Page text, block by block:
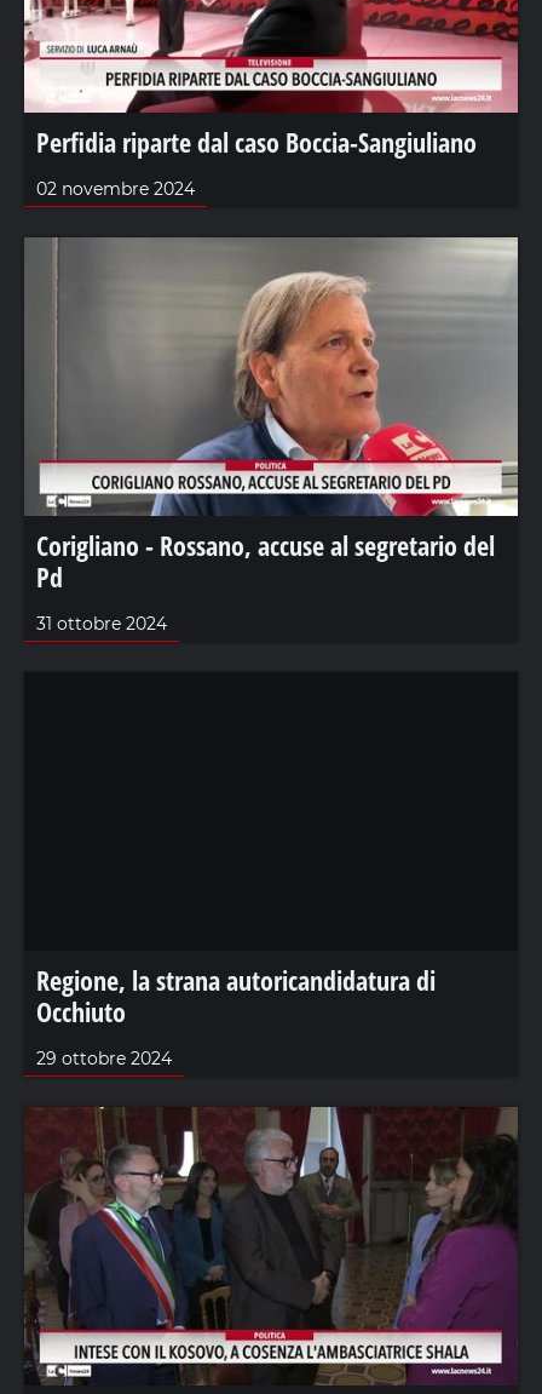
Perfidia riparte dal caso Boccia-Sangiuliano
02 novembre 2024
Corigliano - Rossano, accuse al segretario del
Pd
31 ottobre 2024
Regione, la strana autoricandidatura di
Occhiuto
29 ottobre 2024